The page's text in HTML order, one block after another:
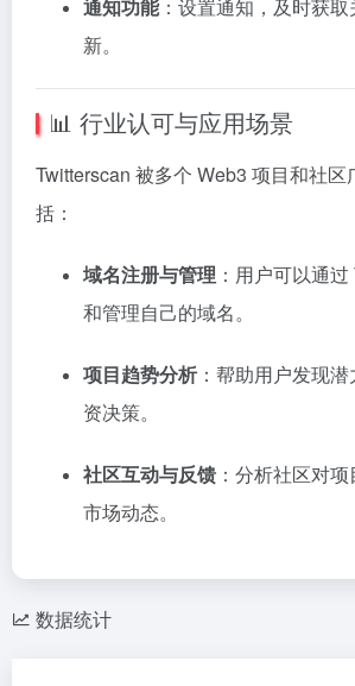
通知功能： 设置通知，及时获
新。
📊 行业认可与应用场景
Twitterscan 被多个 Web3 项目和社区
括：
域名注册与管理 ： 用户可以通
和管理自己的域名。
项目趋势分析 ： 帮助用户发现
资决策。
社区互动与反馈 ： 分析社区对
市场动态。
数据统计